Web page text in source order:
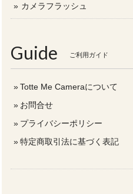
カメラフラッシュ
Guide ご利用ガイド
Totte Me Cameraについて
お問合せ
プライバシーポリシー
特定商取引法に基づく表記